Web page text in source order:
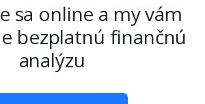
sa online a my vám
bezplatnú finančnú
analýzu